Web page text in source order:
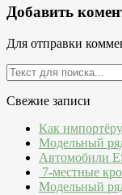
Добавить
Для отправки
Свежие записи
Как
Модельный
Автомобили
7-местные
Модельный